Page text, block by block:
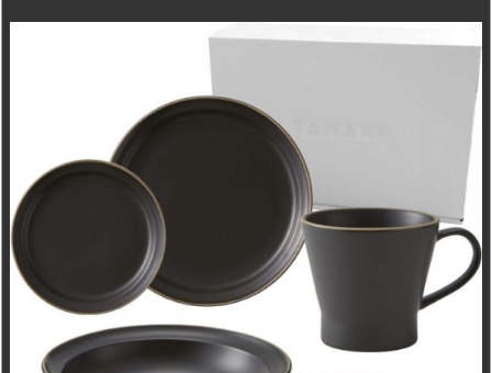
a
o
n
u
k
hr
d
u
m
r
ip
b
ar
d
ai
n
有